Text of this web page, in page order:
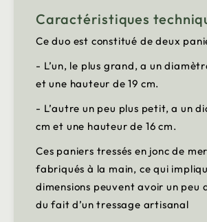
Caractéristiques
Ce duo est constitué de deux
- L’un, le plus grand, a un
et une hauteur de 19 cm.
- L’autre un peu plus petit, a un
cm et une hauteur de 16 cm.
Ces paniers tressés en jonc de
fabriqués à la main, ce qui
dimensions peuvent avoir un peu
du fait d’un tressage artisanal